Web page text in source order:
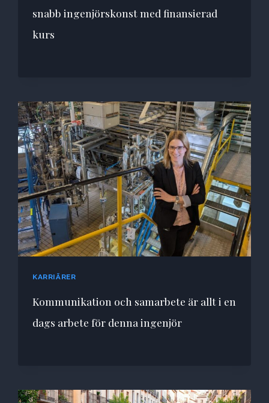
snabb ingenjörskonst med finansierad
kurs
KARRIÄRER
Kommunikation och samarbete är allt i en
dags arbete för denna ingenjör